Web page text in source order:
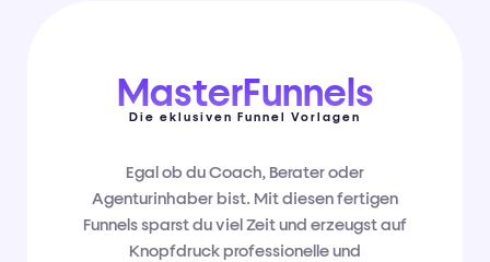
MasterFunnels
Die eklusiven Funnel Vorlagen
Egal ob du Coach, Berater oder
Agenturinhaber bist. Mit diesen fertigen
Funnels sparst du viel Zeit und erzeugst auf
Knopfdruck professionelle und